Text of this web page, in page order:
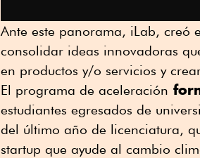
Ante este panorama, iLab, creó
consolidar ideas innovadoras
en productos y/o servicios y
El programa de aceleración
estudiantes egresados de
del último año de licenciatura,
startup que ayude al cambio